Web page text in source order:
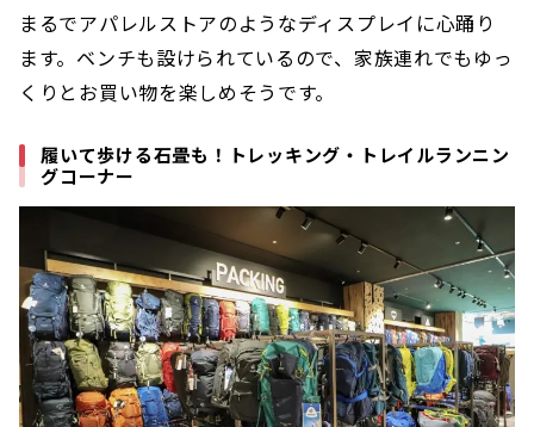
まるでアパレルストアのようなディスプレイに心踊り
ます。ベンチも設けられているので、家族連れでもゆっ
くりとお買い物を楽しめそうです。
履いて歩ける石畳も！トレッキング・トレイルランニン
グコーナー